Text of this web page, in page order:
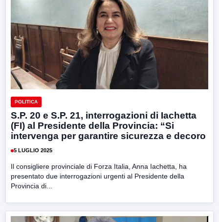
POLITICA
S.P. 20 e S.P. 21, interrogazioni di Iachetta
(FI) al Presidente della Provincia: “Si
intervenga per garantire sicurezza e decoro
5 LUGLIO 2025
Il consigliere provinciale di Forza Italia, Anna Iachetta, ha
presentato due interrogazioni urgenti al Presidente della
Provincia di...